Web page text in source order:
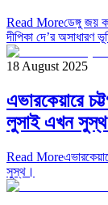
Read Moreডেঙ্গু জয়
দীপিকা দে’র অসাধারণ
18 August 2025
এভারকেয়ারে
লুসাই এখন
Read More
সুস্থ।